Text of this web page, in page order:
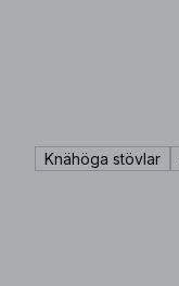
Knähöga stövlar